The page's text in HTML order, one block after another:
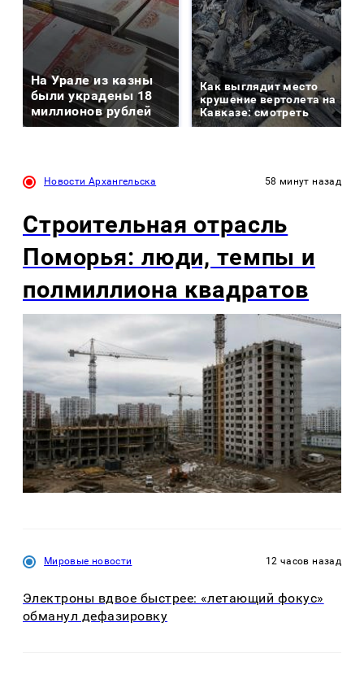
На Урале из казны
были украдены 18
миллионов рублей
Как выглядит место
крушение вертолета на
Кавказе: смотреть
Новости Архангельска 58 минут назад
Строительная отрасль
Поморья: люди, темпы и
полмиллиона квадратов
Мировые новости 12 часов назад
Электроны вдвое быстрее: «летающий фокус»
обманул дефазировку